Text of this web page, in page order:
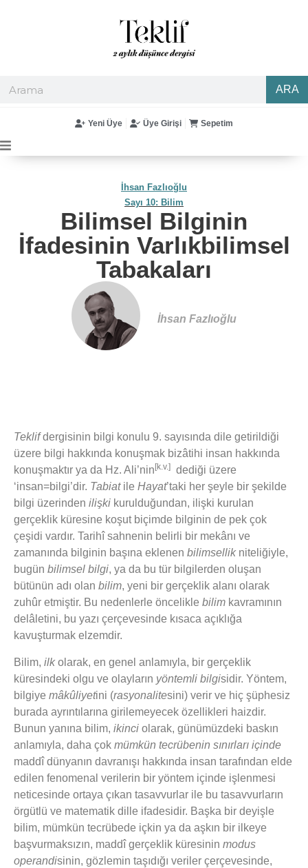
ARA
Yeni Üye Üye Girişi Sepetim
İhsan Fazlıoğlu
Sayı 10: Bilim
Bilimsel Bilginin
İfadesinin Varlıkbilimsel
Tabakaları
İhsan Fazlıoğlu
Teklifdergisinin bilgi konulu 9. sayısında dile getirildiği
üzere bilgi hakkında konuşmak bizâtihi insan hakkında
konuşmaktır ya da Hz. Ali’nin [k.v.]
dediği üzere
‘insan=bilgi’dir. Tabiatile Hayat’taki her şeyle bir şekilde
bilgi üzerinden ilişki kurulduğundan, ilişki kurulan
gerçeklik küresine koşut biçimde bilginin de pek çok
çeşidi vardır. Tarihî sahnenin belirli bir mekânı ve
zamanında bilginin başına eklenen bilimsellikniteliğiyle,
bugün bilimsel bilgi, ya da bu tür bilgilerden oluşan
bütünün adı olan bilim, yeni bir gerçeklik alanı olarak
zuhûr etmiştir. Bu nedenlerle öncelikle bilim kavramının
delâletini, bu yazı çerçevesinde kısaca açıklığa
kavuşturmak elzemdir.
Bilim, ilkolarak, en genel anlamıyla, bir gerçeklik
küresindeki olgu ve olayların yöntemli bilgisidir. Yöntem,
bilgiye mâkûliyetini (rasyonalitesini) verir ve hiç şüphesiz
burada ayrıntılarına girilemeyecek özellikleri haizdir.
Bunun yanına bilim, ikinci olarak, günümüzdeki baskın
anlamıyla, daha çok mümkün tecrübenin sınırları içinde
maddî dünyanın davranışı hakkında insan tarafından elde
edilen fenomenal verilerin bir yöntem içinde işlenmesi
neticesinde ortaya çıkan tasavvurlar ile bu tasavvurların
örgütlü ve matematik dille ifadesidir. Başka bir deyişle
bilim, mümkün tecrübede içkin ya da aşkın bir ilkeye
başvurmaksızın, maddî gerçeklik küresinin modus
operandisinin, gözlemin taşıdığı veriler çerçevesinde,